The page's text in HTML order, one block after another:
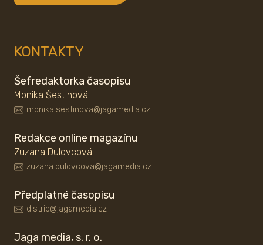
KONTAKTY
Šefredaktorka časopisu
Monika Šestinová
monika.sestinova@jagamedia.cz
Redakce online magazínu
Zuzana Dulovcová
zuzana.dulovcova@jagamedia.cz
Předplatné časopisu
distrib@jagamedia.cz
Jaga media, s. r. o.